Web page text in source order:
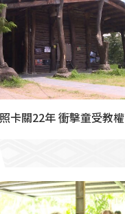
卡關22年 衝擊童受教權